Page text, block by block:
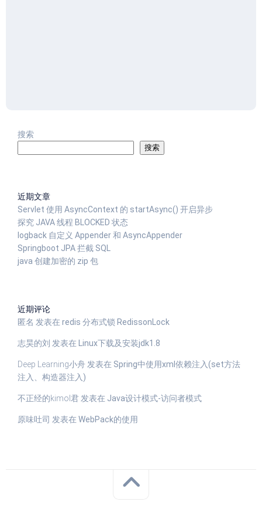
搜索
搜索
近期文章
Servlet 使用 AsyncContext 的 startAsync() 开启异步
探究 JAVA 线程 BLOCKED 状态
logback 自定义 Appender 和 AsyncAppender
Springboot JPA 拦截 SQL
java 创建加密的 zip 包
近期评论
匿名 发表在 redis 分布式锁 RedissonLock
志昊的刘 发表在 Linux下载及安装jdk1.8
Deep Learning小舟 发表在 Spring中使用xml依赖注入(set方法
注入、构造器注入)
不正经的kimol君 发表在 Java设计模式-访问者模式
原味吐司 发表在 WebPack的使用